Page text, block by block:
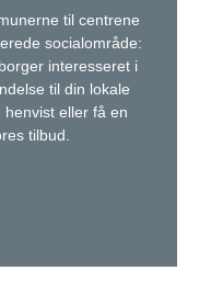
til centrene
socialområde:
interesseret i
til din lokale
eller få en
tilbud.